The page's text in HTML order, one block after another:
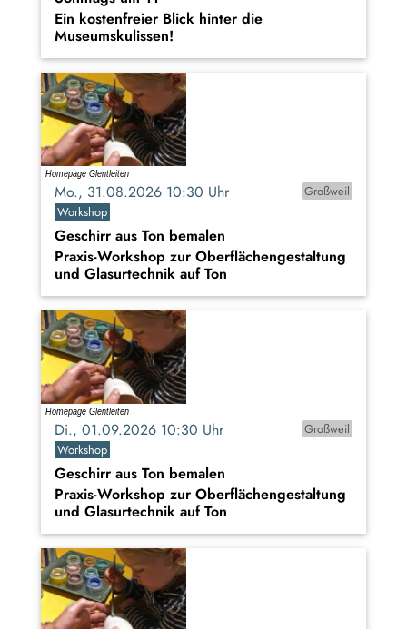
Ein kostenfreier Blick hinter die
Museumskulissen!
Mo., 31.08.2026 10:30 Uhr
Großweil
Workshop
Geschirr aus Ton bemalen
Praxis-Workshop zur Oberflächengestaltung
und Glasurtechnik auf Ton
Di., 01.09.2026 10:30 Uhr
Großweil
Workshop
Geschirr aus Ton bemalen
Praxis-Workshop zur Oberflächengestaltung
und Glasurtechnik auf Ton